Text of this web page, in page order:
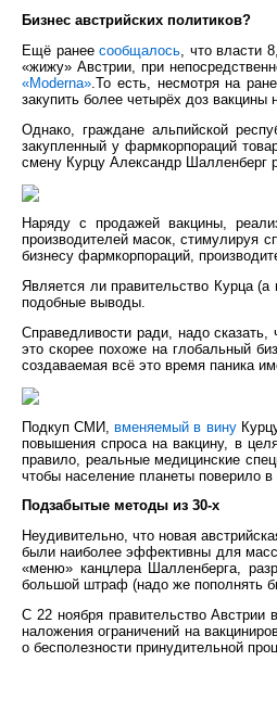
Бизнес австрийских политиков?
Ещё ранеесообщалось , что власти
«жижу» Австрии, при
«Moderna» .То есть, несмотря на
закупить более четырёх доз
Однако, граждане альпийской
закупленный у фармкорпораций
смену Курцу Александр Шалленберг
Наряду с продажей вакцины,
производителей масок, стимулируя
бизнесу фармкорпораций,
Является ли правительство Курца
подобные выводы.
Справедливости ради, надо
это скорее похоже на глобальный
создаваемая всё это время паника
Подкуп СМИ,вменяемый в вину
повышения спроса на вакцину, в
правило, реальные медицинские
чтобы население планеты поверило
Подзабытые методы из 30-х
Неудивительно, что новая
были наиболее эффективны для
«меню» канцлера Шалленберга,
большой штраф (надо же пополнять
С 22 ноября правительство
наложения ограничений на
о бесполезности принудительной